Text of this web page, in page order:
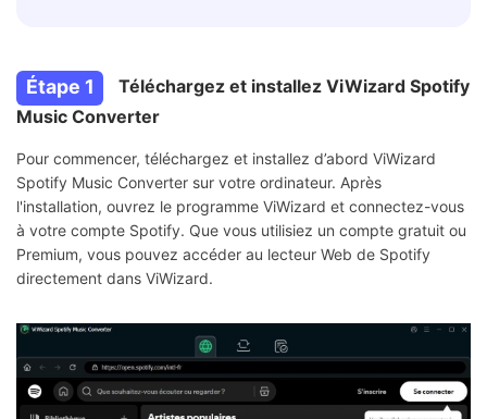
Étape 1
Téléchargez et installez ViWizard Spotify
Music Converter
Pour commencer, téléchargez et installez d’abord ViWizard
Spotify Music Converter sur votre ordinateur. Après
l'installation, ouvrez le programme ViWizard et connectez-vous
à votre compte Spotify. Que vous utilisiez un compte gratuit ou
Premium, vous pouvez accéder au lecteur Web de Spotify
directement dans ViWizard.